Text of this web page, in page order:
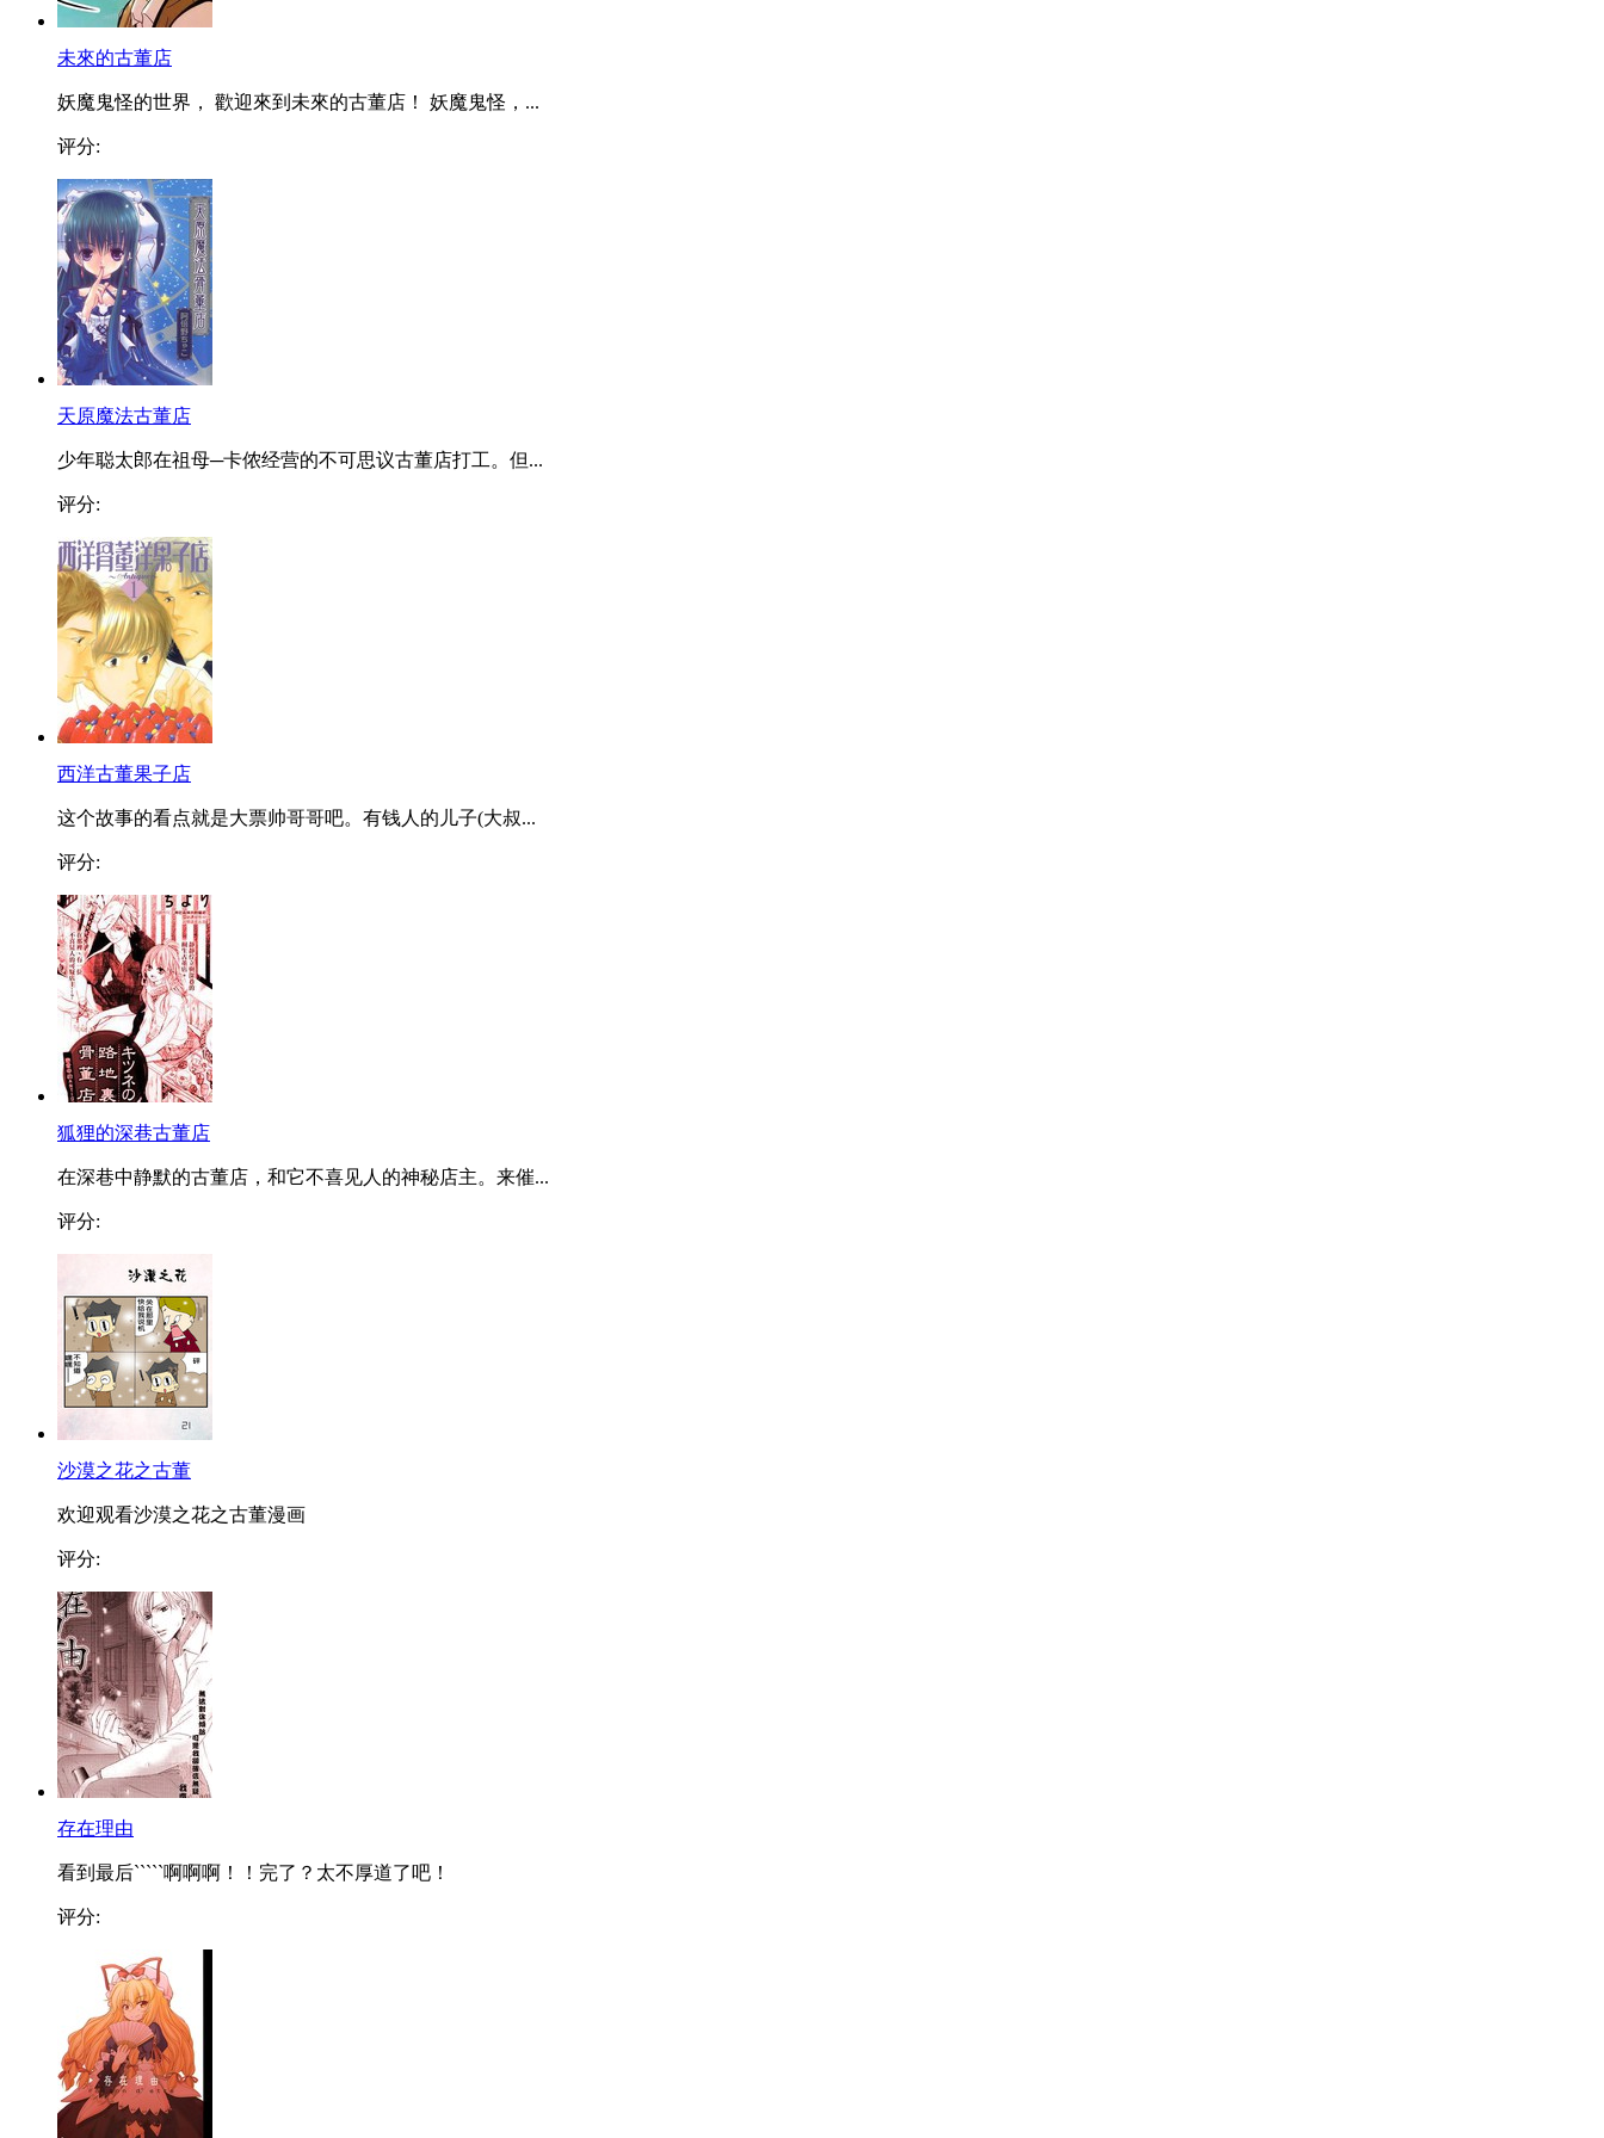
未來的古董店
妖魔鬼怪的世界， 歡迎來到未來的古董店！ 妖魔鬼怪，...
评分:
天原魔法古董店
少年聪太郎在祖母─卡侬经营的不可思议古董店打工。但...
评分:
西洋古董果子店
这个故事的看点就是大票帅哥哥吧。有钱人的儿子(大叔...
评分:
狐狸的深巷古董店
在深巷中静默的古董店，和它不喜见人的神秘店主。来催...
评分:
沙漠之花之古董
欢迎观看沙漠之花之古董漫画
评分:
存在理由
看到最后`````啊啊啊！！完了？太不厚道了吧！
评分: